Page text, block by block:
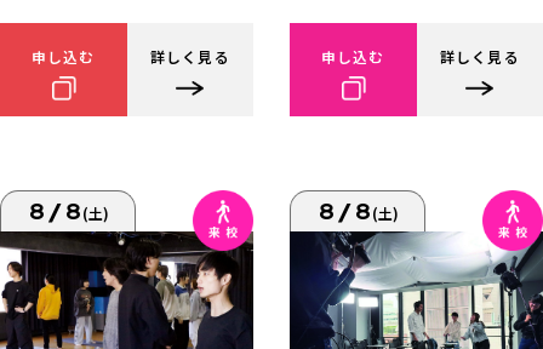
申し込む 詳しく見る 申し込む 詳しく見る
8/8(土) 8/8(土)